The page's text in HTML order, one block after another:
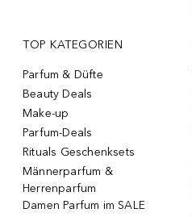
TOP KATEGORIEN
Parfum & Düfte
Beauty Deals
Make-up
Parfum-Deals
Rituals Geschenksets
Männerparfum &
Herrenparfum
Damen Parfum im SALE